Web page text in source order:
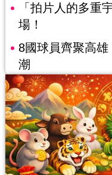
「拍片人的多重
場！
8國球員齊聚高
潮